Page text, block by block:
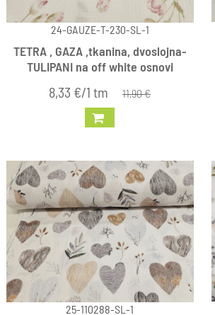
24-GAUZE-T-230-SL-1
TETRA , GAZA ,tkanina, dvoslojna-
TULIPANI na off white osnovi
8,33 €/1 tm 11,90 €
25-110288-SL-1